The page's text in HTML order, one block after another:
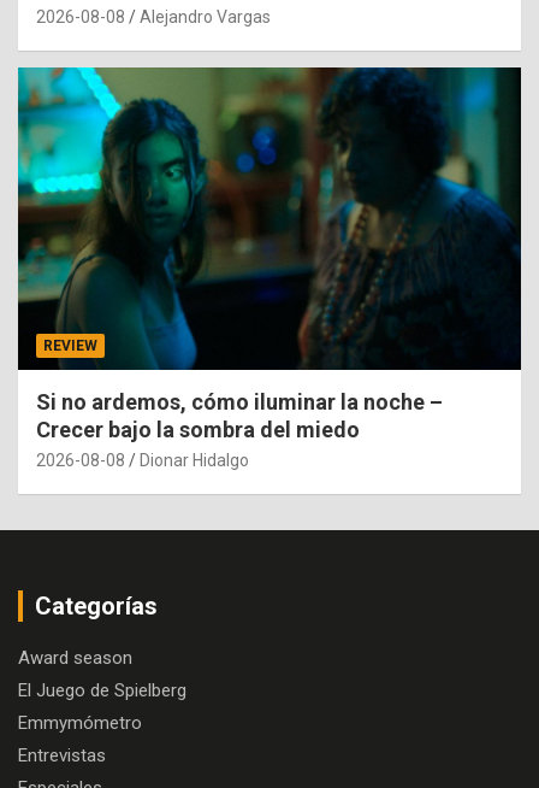
2026-08-08 Alejandro Vargas
REVIEW
Si no ardemos, cómo iluminar la noche –
Crecer bajo la sombra del miedo
2026-08-08 Dionar Hidalgo
Categorías
Award season
El Juego de Spielberg
Emmymómetro
Entrevistas